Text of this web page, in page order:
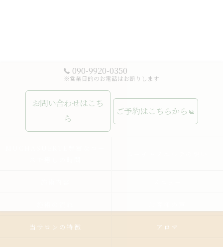
090-9920-0350
※営業目的のお電話はお断りします
お問い合わせはこち
ら
ご予約はこちらから
当サロンの特徴 アロマ